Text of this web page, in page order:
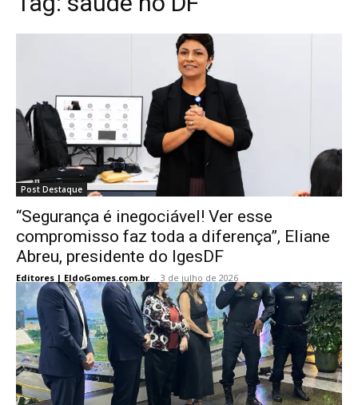
Post Destaque
“Segurança é inegociável! Ver esse
compromisso faz toda a diferença”, Eliane
Abreu, presidente do IgesDF
Editores | EldoGomes.com.br - 3 de julho de 2026